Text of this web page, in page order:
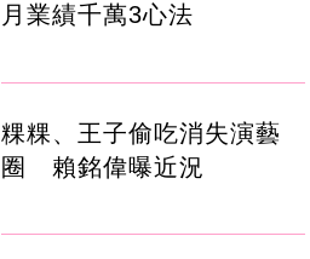
月業績千萬3心法
粿粿、王子偷吃消失演藝
圈 賴銘偉曝近況